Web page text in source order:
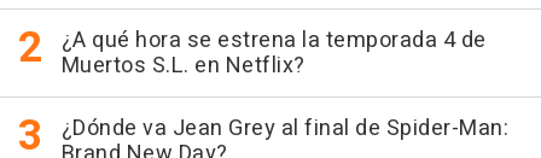
¿A qué hora se estrena la temporada 4 de
Muertos S.L. en Netflix?
¿Dónde va Jean Grey al final de Spider-Man: